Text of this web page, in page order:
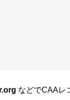
などでCAAレ